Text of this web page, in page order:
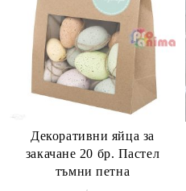
Декоративни яйца за
закачане 20 бр. Пастел
тъмни петна